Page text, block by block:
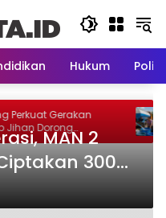
Hukum
Perkuat Gerakan
Dorong
Cepat dan
MAN 2
300